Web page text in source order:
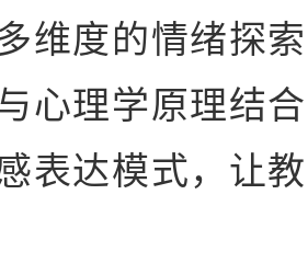
维度的情绪探
心理学原理结
表达模式，让